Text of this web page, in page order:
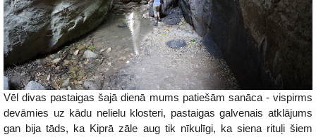
Vēl divas pastaigas šajā dienā mums patiešām sanāca - vispirms
devāmies uz kādu nelielu klosteri, pastaigas galvenais atklājums
gan bija tāds, ka Kiprā zāle aug tik nīkulīgi, ka siena rituļi šiem